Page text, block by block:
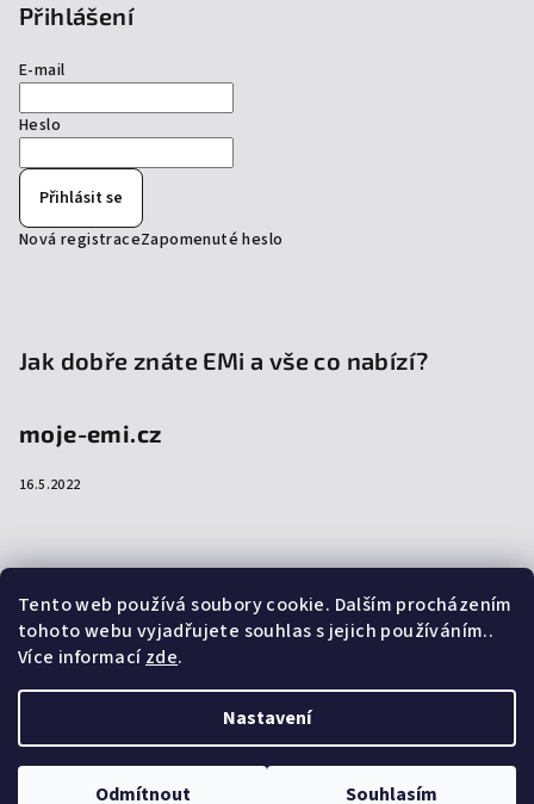
Tento web používá soubory cookie. Dalším procházením
tohoto webu vyjadřujete souhlas s jejich používáním..
Více informacízde.
Nastavení
Odmítnout Souhlasím
Přihlášení
E-mail
Heslo
Přihlásit se
Nová registraceZapomenuté heslo
Jak dobře znáte EMi a vše co nabízí?
moje-emi.cz
16.5.2022
Přijímáme online platby
Upravit nastavení cookies